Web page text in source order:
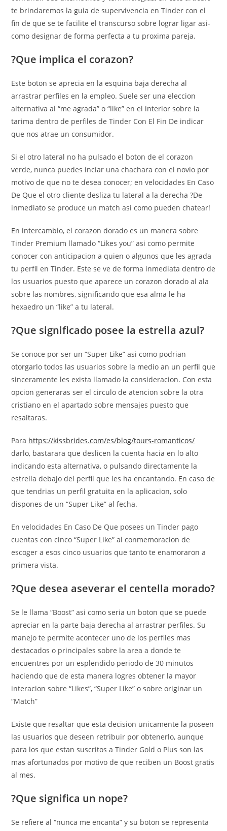
te brindaremos la guia de supervivencia en Tinder con el
fin de que se te facilite el transcurso sobre lograr ligar asi­
como designar de forma perfecta a tu proxima pareja.
?Que implica el corazon?
Este boton se aprecia en la esquina baja derecha al
arrastrar perfiles en la empleo. Suele ser una eleccion
alternativa al “me agrada” o “like” en el interior sobre la
tarima dentro de perfiles de Tinder Con El Fin De indicar
que nos atrae un consumidor.
Si el otro lateral no ha pulsado el boton de el corazon
verde, nunca puedes inciar una chachara con el novio por
motivo de que no te desea conocer; en velocidades En Caso
De Que el otro cliente desliza tu lateral a la derecha ?De
inmediato se produce un match asi­ como pueden chatear!
En intercambio, el corazon dorado es un manera sobre
Tinder Premium llamado “Likes you” asi­ como permite
conocer con anticipacion a quien o algunos que les agrada
tu perfil en Tinder. Este se ve de forma inmediata dentro de
los usuarios puesto que aparece un corazon dorado al ala
sobre las nombres, significando que esa alma le ha
hexaedro un “like” a tu lateral.
?Que significado posee la estrella azul?
Se conoce por ser un “Super Like” asi­ como podri­an
otorgarlo todos las usuarios sobre la medio an un perfil que
sinceramente les exista llamado la consideracion. Con esta
opcion generaras ser el circulo de atencion sobre la otra
cristiano en el apartado sobre mensajes puesto que
resaltaras.
Para https://kissbrides.com/es/blog/tours-romanticos/
darlo, bastarara que deslicen la cuenta hacia en lo alto
indicando esta alternativa, o pulsando directamente la
estrella debajo del perfil que les ha encantando. En caso de
que tendri­as un perfil gratuita en la aplicacion, solo
dispones de un “Super Like” al fecha.
En velocidades En Caso De Que posees un Tinder pago
cuentas con cinco “Super Like” al conmemoracion de
escoger a esos cinco usuarios que tanto te enamoraron a
primera vista.
?Que desea aseverar el centella morado?
Se le llama “Boost” asi­ como seri­a un boton que se puede
apreciar en la parte baja derecha al arrastrar perfiles. Su
manejo te permite acontecer uno de los perfiles mas
destacados o principales sobre la area a donde te
encuentres por un esplendido periodo de 30 minutos
haciendo que de esta manera logres obtener la mayor
interacion sobre “Likes”, “Super Like” o sobre originar un
“Match”
Existe que resaltar que esta decision unicamente la poseen
las usuarios que deseen retribuir por obtenerlo, aunque
para los que estan suscritos a Tinder Gold o Plus son las
mas afortunados por motivo de que reciben un Boost gratis
al mes.
?Que significa un nope?
Se refiere al “nunca me encanta” y su boton se representa